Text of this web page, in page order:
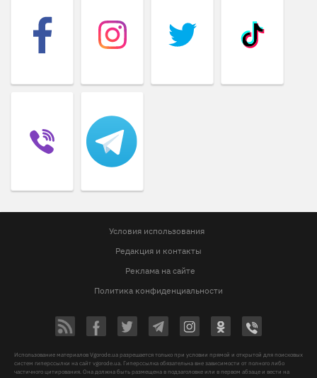
Условия использования
Редакция и контакты
Реклама на сайте
Политика конфиденциальности
Использование материалов Vgorode.ua разрешается только при условии прямой и открытой для поисковых
систем гиперссылки на сайт vgorode.ua. Гиперссылка обязательна вне зависимости от полного либо
частичного цитирования. Она должна быть размещена в подзаголовке или в первом абзаце и вести на